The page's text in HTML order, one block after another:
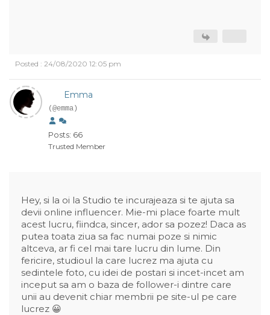
Posted : 24/08/2020 12:05 pm
Emma
(@emma)
Posts: 66
Trusted Member
Hey, si la oi la Studio te incurajeaza si te ajuta sa
devii online influencer. Mie-mi place foarte mult
acest lucru, fiindca, sincer, ador sa pozez! Daca as
putea toata ziua sa fac numai poze si nimic
altceva, ar fi cel mai tare lucru din lume. Din
fericire, studioul la care lucrez ma ajuta cu
sedintele foto, cu idei de postari si incet-incet am
inceput sa am o baza de follower-i dintre care
unii au devenit chiar membrii pe site-ul pe care
lucrez 😀